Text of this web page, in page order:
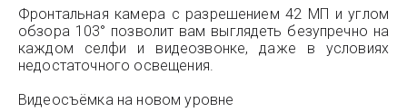
Фронтальная камера с разрешением 42 МП и углом
обзора 103° позволит вам выглядеть безупречно на
каждом селфи и видеозвонке, даже в условиях
недостаточного освещения.
Видеосъёмка на новом уровне